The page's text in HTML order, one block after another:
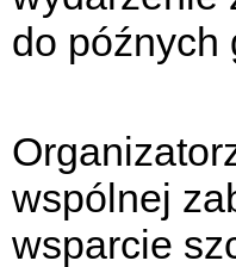
do późnych
wspólnej
wsparcie